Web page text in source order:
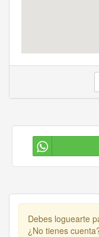
Debes loguearte
¿No tienes